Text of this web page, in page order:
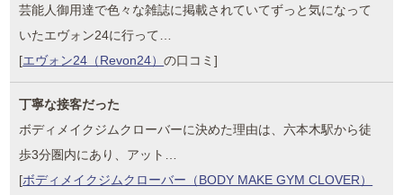
芸能人御用達で色々な雑誌に掲載されていてずっと気になって
いたエヴォン24に行って…
[エヴォン24（Revon24）の口コミ]
丁寧な接客だった
ボディメイクジムクローバーに決めた理由は、六本木駅から徒
歩3分圏内にあり、アット…
[ボディメイクジムクローバー（BODY MAKE GYM CLOVER）